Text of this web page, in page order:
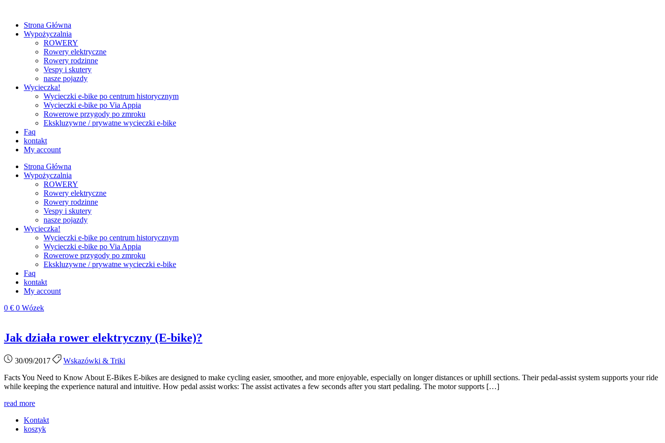
Strona Główna
Wypożyczalnia
ROWERY
Rowery elektryczne
Rowery rodzinne
Vespy i skutery
nasze pojazdy
Wycieczka!
Wycieczki e‑bike po centrum historycznym
Wycieczki e‑bike po Via Appia
Rowerowe przygody po zmroku
Ekskluzywne / prywatne wycieczki e‑bike
Faq
kontakt
My account
Strona Główna
Wypożyczalnia
ROWERY
Rowery elektryczne
Rowery rodzinne
Vespy i skutery
nasze pojazdy
Wycieczka!
Wycieczki e‑bike po centrum historycznym
Wycieczki e‑bike po Via Appia
Rowerowe przygody po zmroku
Ekskluzywne / prywatne wycieczki e‑bike
Faq
kontakt
My account
0 € 0 Wózek
Jak działa rower elektryczny (E‑bike)?
30/09/2017
Wskazówki & Triki
Facts You Need to Know About E‑Bikes E‑bikes are designed to make cycling easier, smoother, and more enjoyable, especially on longer distances or uphill sections. Their pedal‑assist system supports your ride
while keeping the experience natural and intuitive. How pedal assist works: The assist activates a few seconds after you start pedaling. The motor supports […]
read more
Kontakt
koszyk